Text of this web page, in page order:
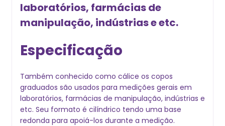
laboratórios, farmácias de
manipulação, indústrias e etc.
Especificação
Também conhecido como cálice os copos
graduados são usados para medições gerais em
laboratórios, farmácias de manipulação, indústrias e
etc. Seu formato é cilíndrico tendo uma base
redonda para apoiá-los durante a medição.